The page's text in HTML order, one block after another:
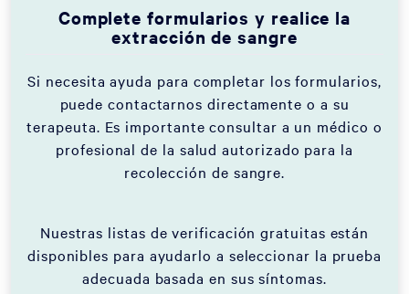
Complete formularios y realice la
extracción de sangre
Si necesita ayuda para completar los formularios,
puede contactarnos directamente o a su
terapeuta. Es importante consultar a un médico o
profesional de la salud autorizado para la
recolección de sangre.
Nuestras listas de verificación gratuitas están
disponibles para ayudarlo a seleccionar la prueba
adecuada basada en sus síntomas.